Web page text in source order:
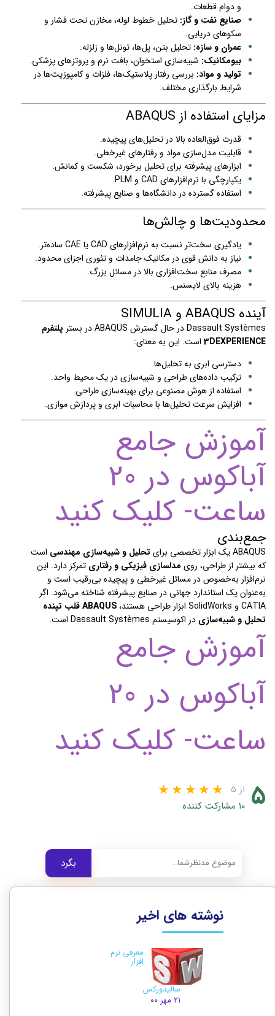
و دوام قطعات.
صنایع نفت و گاز: تحلیل خطوط لوله، مخازن تحت فشار و
سکوهای دریایی.
عمران و سازه: تحلیل بتن، پل‌ها، تونل‌ها و زلزله.
بیومکانیک: شبیه‌سازی استخوان، بافت نرم و پروتزهای پزشکی.
تولید و مواد: بررسی رفتار پلاستیک‌ها، فلزات و کامپوزیت‌ها در
شرایط بارگذاری مختلف.
مزایای استفاده از ABAQUS
قدرت فوق‌العاده بالا در تحلیل‌های پیچیده.
قابلیت مدل‌سازی مواد و رفتارهای غیرخطی.
ابزارهای پیشرفته برای تحلیل برخورد، شکست و کمانش.
یکپارچگی با نرم‌افزارهای CAD و PLM.
استفاده گسترده در دانشگاه‌ها و صنایع پیشرفته.
محدودیت‌ها و چالش‌ها
یادگیری سخت‌تر نسبت به نرم‌افزارهای CAD یا CAE ساده‌تر.
نیاز به دانش قوی در مکانیک جامدات و تئوری اجزای محدود.
مصرف منابع سخت‌افزاری بالا در مسائل بزرگ.
هزینه بالای لایسنس.
آینده ABAQUS و SIMULIA
Dassault Systèmes در حال گسترش ABAQUS در بستر
پلتفرم
3DEXPERIENCEاست. این به معنای:
دسترسی ابری به تحلیل‌ها.
ترکیب داده‌های طراحی و شبیه‌سازی در یک محیط واحد.
استفاده از هوش مصنوعی برای بهینه‌سازی طراحی.
افزایش سرعت تحلیل‌ها با محاسبات ابری و پردازش موازی.
آموزش جامع
آباکوس در 20
ساعت- کلیک کنید
جمع‌بندی
ABAQUS یک ابزار تخصصی برای تحلیل و شبیه‌سازی مهندسی است
که بیشتر از طراحی، روی مدلسازی فیزیکی و رفتاری تمرکز دارد. این
نرم‌افزار به‌خصوص در مسائل غیرخطی و پیچیده بی‌رقیب است و
به‌عنوان یک استاندارد جهانی در صنایع پیشرفته شناخته می‌شود. اگر
CATIA و SolidWorks ابزار طراحی هستند،
ABAQUS قلب تپنده
تحلیل و شبیه‌سازی در اکوسیستم Dassault Systèmes است.
آموزش جامع
آباکوس در 20
ساعت- کلیک کنید
۵ از ۵
۱۰ مشارکت کننده
نوشته های اخیر
معرفی نرم
افزار
سالیدورکس
۲۱ مهر ۰۰
بگرد